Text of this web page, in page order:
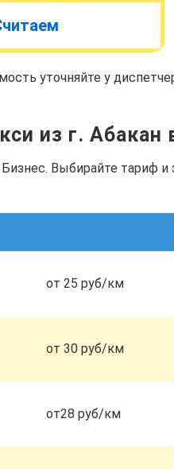
уточняйте у
из г. Абакан
Выбирайте тариф
от 25 руб/км
от 30 руб/км
от28 руб/км